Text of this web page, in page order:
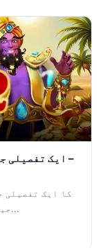
Piggy Prizes: Wish of Riches 2 جیسے عنوانات...